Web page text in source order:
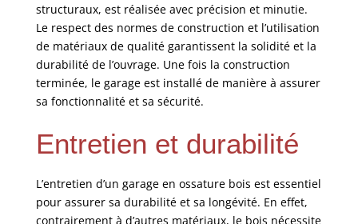
structuraux, est réalisée avec précision et minutie.
Le respect des normes de construction et l’utilisation
de matériaux de qualité garantissent la solidité et la
durabilité de l’ouvrage. Une fois la construction
terminée, le garage est installé de manière à assurer
sa fonctionnalité et sa sécurité.
Entretien et durabilité
L’entretien d’un garage en ossature bois est essentiel
pour assurer sa durabilité et sa longévité. En effet,
contrairement à d’autres matériaux, le bois nécessite